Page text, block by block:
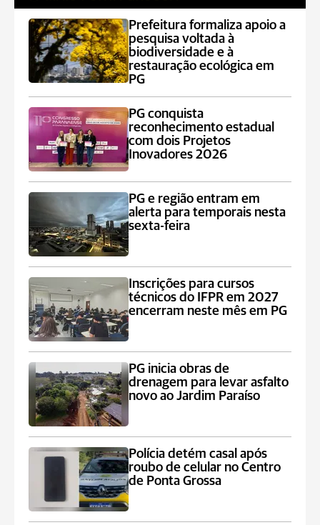
Prefeitura formaliza apoio a
pesquisa voltada à
biodiversidade e à
restauração ecológica em
PG
PG conquista
reconhecimento estadual
com dois Projetos
Inovadores 2026
PG e região entram em
alerta para temporais nesta
sexta-feira
Inscrições para cursos
técnicos do IFPR em 2027
encerram neste mês em PG
PG inicia obras de
drenagem para levar asfalto
novo ao Jardim Paraíso
Polícia detém casal após
roubo de celular no Centro
de Ponta Grossa